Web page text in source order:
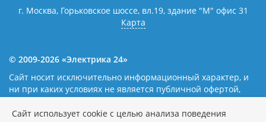
г. Москва, Горьковское шоссе, вл.19, здание "М" офис 31
Карта
© 2009-2026 «Электрика 24»
Сайт носит исключительно информационный характер, и
ни при каких условиях не является публичной офертой,
кодекса Российской Федерации. Наличие и цены уточняйте
Сайт использует cookie с целью анализа поведения